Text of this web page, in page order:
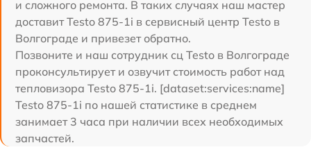
и сложного ремонта. В таких случаях наш мастер
доставит Testo 875-1i в сервисный центр Testo в
Волгограде и привезет обратно.
Позвоните и наш сотрудник сц Testo в Волгограде
проконсультирует и озвучит стоимость работ над
тепловизора Testo 875-1i. [dataset:services:name]
Testo 875-1i по нашей статистике в среднем
занимает 3 часа при наличии всех необходимых
запчастей.